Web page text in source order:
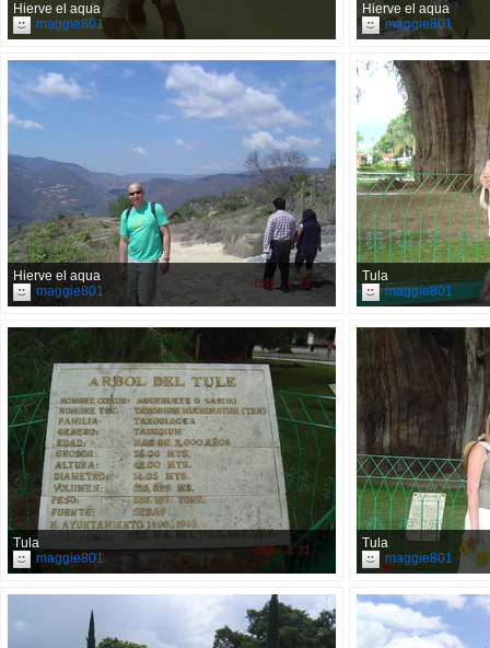
Hierve el aqua
maggie801
Hierve el aqua
maggie801
Hierve el aqua
maggie801
Tula
maggie801
Tula
maggie801
Tula
maggie801